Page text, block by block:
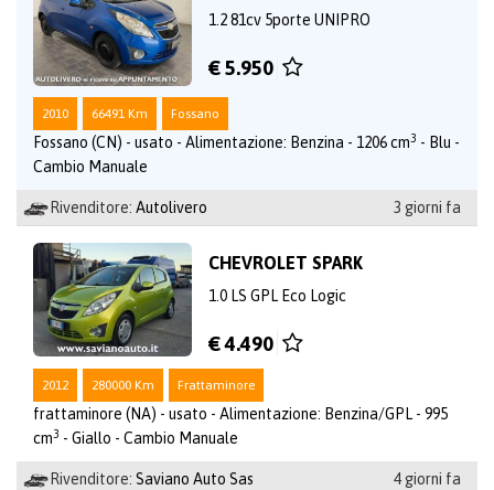
1.2 81cv 5porte UNIPRO
€ 5.950
2010 66491 Km Fossano
Fossano (CN) - usato - Alimentazione: Benzina - 1206 cm3 - Blu -
Cambio Manuale
Rivenditore: Autolivero 3 giorni fa
CHEVROLET SPARK
1.0 LS GPL Eco Logic
€ 4.490
2012 280000 Km Frattaminore
frattaminore (NA) - usato - Alimentazione: Benzina/GPL - 995
cm3 - Giallo - Cambio Manuale
Rivenditore: Saviano Auto Sas 4 giorni fa